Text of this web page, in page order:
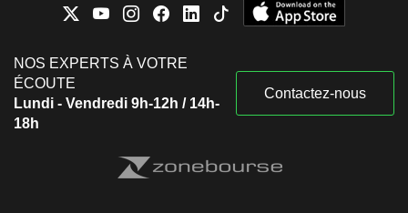
NOS EXPERTS À VOTRE
ÉCOUTE
Lundi - Vendredi 9h-12h / 14h-
18h
Contactez-nous